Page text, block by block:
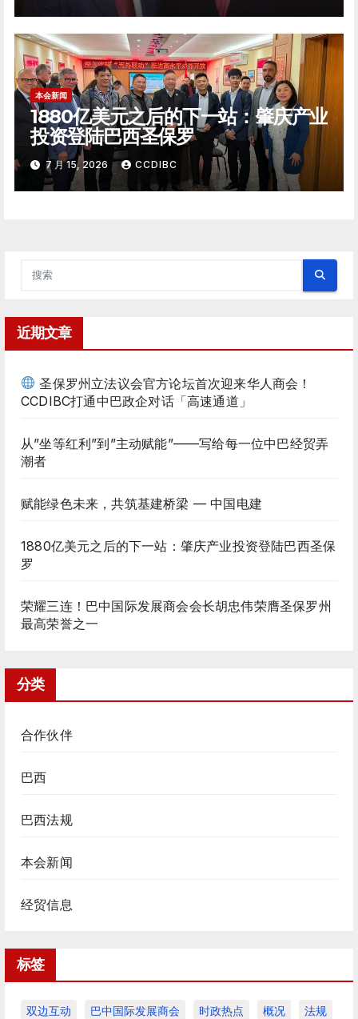
本会新闻
1880亿美元之后的下一站：肇庆产业
投资登陆巴西圣保罗
7 月 15, 2026 CCDIBC
近期文章
圣保罗州立法议会官方论坛首次迎来华人商会！
CCDIBC打通中巴政企对话「高速通道」
从”坐等红利”到”主动赋能”——写给每一位中巴经贸弄
潮者
赋能绿色未来，共筑基建桥梁 — 中国电建
1880亿美元之后的下一站：肇庆产业投资登陆巴西圣保
罗
荣耀三连！巴中国际发展商会会长胡忠伟荣膺圣保罗州
最高荣誉之一
分类
合作伙伴
巴西
巴西法规
本会新闻
经贸信息
标签
双边互动 巴中国际发展商会 时政热点 概况 法规